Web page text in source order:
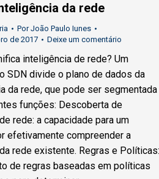
da rede
PorJoão Paulo Iunes
de 2017
Deixe um comentário
inteligência de rede? Um
SDN divide o plano de dados da
da rede, que pode ser segmentada
funções: Descoberta de
rede: a capacidade para um
efetivamente compreender a
rede existente. Regras e Políticas:
de regras baseadas em políticas